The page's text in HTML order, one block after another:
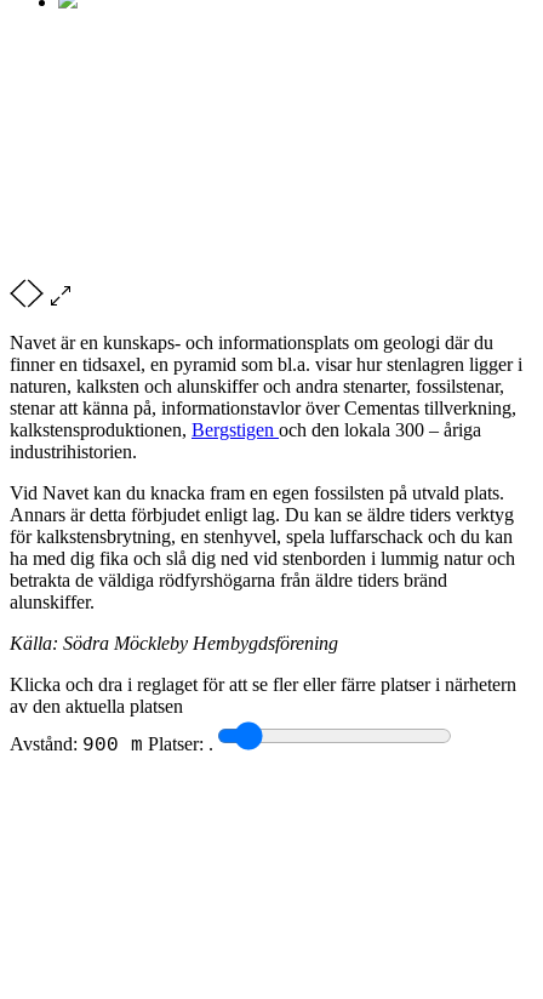
Navet är en kunskaps- och informationsplats om geologi där du
finner en tidsaxel, en pyramid som bl.a. visar hur stenlagren ligger i
naturen, kalksten och alunskiffer och andra stenarter, fossilstenar,
stenar att känna på, informationstavlor över Cementas tillverkning,
kalkstensproduktionen, Bergstigen och den lokala 300 – åriga
industrihistorien.
Vid Navet kan du knacka fram en egen fossilsten på utvald plats.
Annars är detta förbjudet enligt lag. Du kan se äldre tiders verktyg
för kalkstensbrytning, en stenhyvel, spela luffarschack och du kan
ha med dig fika och slå dig ned vid stenborden i lummig natur och
betrakta de väldiga rödfyrshögarna från äldre tiders bränd
alunskiffer.
Källa: Södra Möckleby Hembygdsförening
Klicka och dra i reglaget för att se fler eller färre platser i närhetern
av den aktuella platsen
Avstånd: 900 m Platser: .